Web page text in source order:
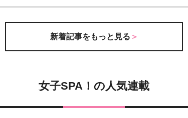
新着記事をもっと見る
女子SPA！の人気連載